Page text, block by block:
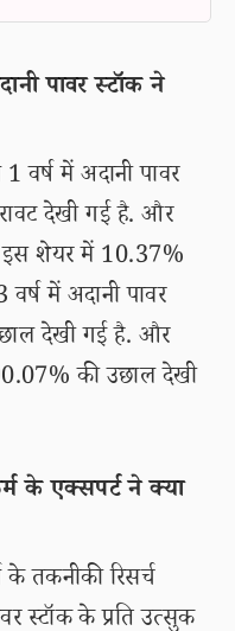
पावर स्टॉक ने
में अदानी पावर
देखी गई है. और
शेयर में 10.37%
में अदानी पावर
देखी गई है. और
की उछाल देखी
के एक्सपर्ट ने क्या
के तकनीकी रिसर्च
स्टॉक के प्रति उत्सुक